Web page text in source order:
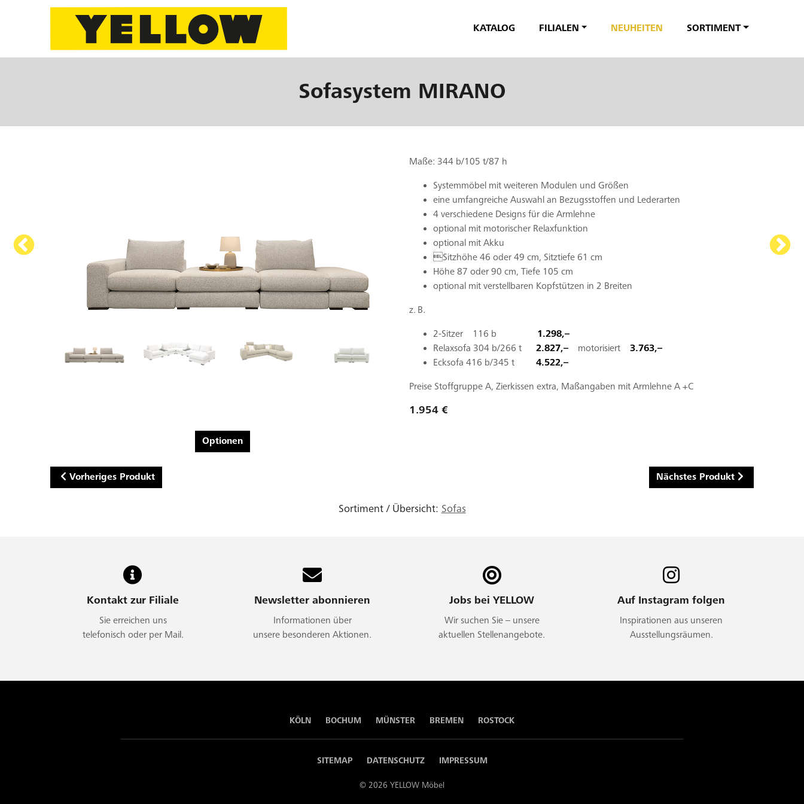
KATALOG FILIALEN NEUHEITEN SORTIMENT
Sofasystem MIRANO
Optionen
Maße: 344 b/105 t/87 h
Systemmöbel mit weiteren Modulen und Größen
eine umfangreiche Auswahl an Bezugsstoffen und Lederarten
4 verschiedene Designs für die Armlehne
optional mit motorischer Relaxfunktion
optional mit Akku
Sitzhöhe 46 oder 49 cm, Sitztiefe 61 cm
Höhe 87 oder 90 cm, Tiefe 105 cm
optional mit verstellbaren Kopfstützen in 2 Breiten
z. B.
2-Sitzer 116 b 1.298,–
Relaxsofa 304 b/266 t 2.827,– motorisiert 3.763,–
Ecksofa 416 b/345 t 4.522,–
Preise Stoffgruppe A, Zierkissen extra, Maßangaben mit Armlehne A +C
1.954 €
Vorheriges Produkt Nächstes Produkt
Sortiment / Übersicht: Sofas
Kontakt zur Filiale
Sie erreichen uns
telefonisch oder per Mail.
Newsletter abonnieren
Informationen über
unsere besonderen Aktionen.
Jobs bei YELLOW
Wir suchen Sie – unsere
aktuellen Stellenangebote.
Auf Instagram folgen
Inspirationen aus unseren
Ausstellungsräumen.
KÖLN BOCHUM MÜNSTER BREMEN ROSTOCK
SITEMAP DATENSCHUTZ IMPRESSUM
© 2026 YELLOW Möbel